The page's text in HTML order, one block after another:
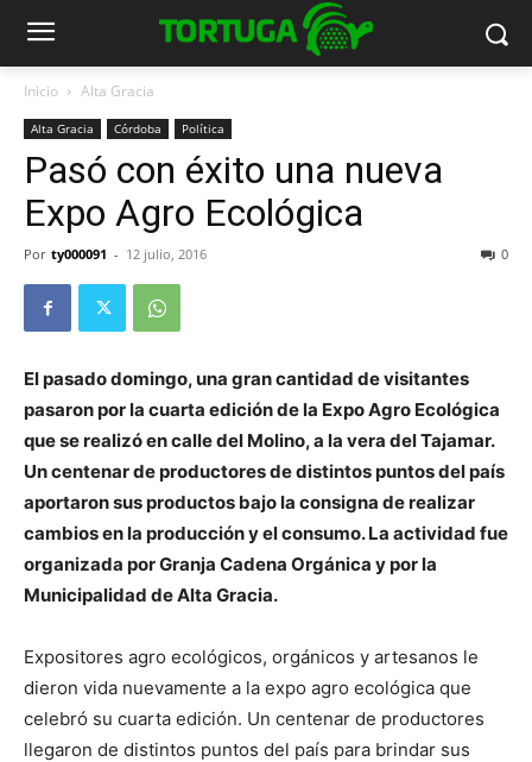
Inicio Alta Gracia
Alta Gracia Córdoba Política
Pasó con éxito una nueva
Expo Agro Ecológica
Por ty000091 - 12 julio, 2016 0
El pasado domingo, una gran cantidad de visitantes
pasaron por la cuarta edición de la Expo Agro Ecológica
que se realizó en calle del Molino, a la vera del Tajamar.
Un centenar de productores de distintos puntos del país
aportaron sus productos bajo la consigna de realizar
cambios en la producción y el consumo. La actividad fue
organizada por Granja Cadena Orgánica y por la
Municipalidad de Alta Gracia.
Expositores agro ecológicos, orgánicos y artesanos le
dieron vida nuevamente a la expo agro ecológica que
celebró su cuarta edición. Un centenar de productores
llegaron de distintos puntos del país para brindar sus